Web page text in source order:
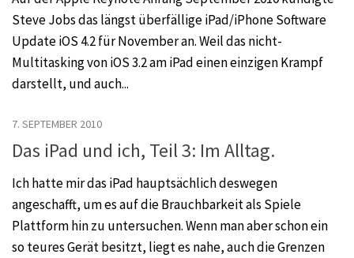
Steve Jobs das längst überfällige iPad/iPhone Software
Update iOS 4.2 für November an. Weil das nicht-
Multitasking von iOS 3.2 am iPad einen einzigen Krampf
darstellt, und auch...
7. SEPTEMBER 2010
Das iPad und ich, Teil 3: Im Alltag.
Ich hatte mir das iPad hauptsächlich deswegen
angeschafft, um es auf die Brauchbarkeit als Spiele
Plattform hin zu untersuchen. Wenn man aber schon ein
so teures Gerät besitzt, liegt es nahe, auch die Grenzen